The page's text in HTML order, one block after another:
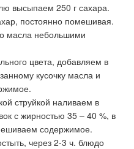
высыпаем 250 г сахара.
постоянно помешивая.
масла небольшими
цвета, добавляем в
кусочку масла и
струйкой наливаем в
с жирностью 35 – 40 %, в
содержимое.
через 2-3 ч. блюдо